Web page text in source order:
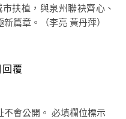
扶植，與泉州聯袂齊心、
篇章。（李亮 黃丹萍）
覆
會公開。 必填欄位標示